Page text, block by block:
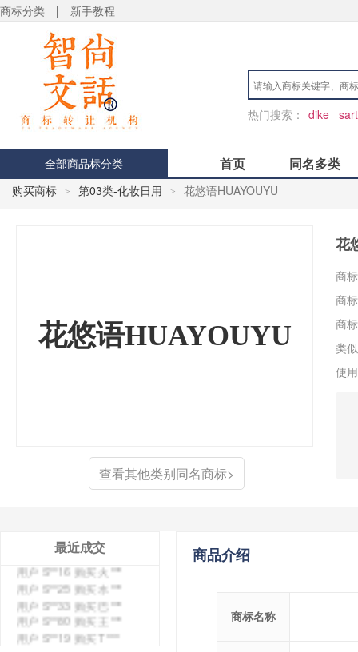
商标分类 | 新手教程
热门搜索： dike sart
全部商品标分类 首页 同名多类
购买商标 > 第03类-化妆日用 > 花悠语HUAYOUYU
花悠语HUAYOUYU
查看其他类别同名商标>
花
商
商
商
类
使
最近成交
用户 S**4 购买 天***
用户 S**0 购买 V***
用户 S**1 购买 皇***
用户 S**8 购买 专***
用户 S**10 购买 侯***
用户 S**16 购买 火***
用户 S**25 购买 水***
用户 S**33 购买 巴***
用户 S**80 购买 王***
用户 S**19 购买 T***
用户 S**22 购买 茶***
商品介绍
商标名称